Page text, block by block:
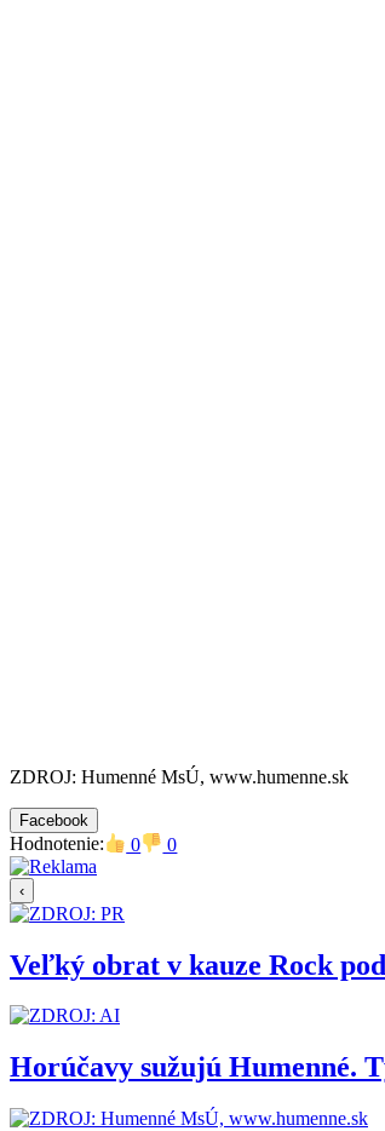
ZDROJ: Humenné MsÚ, www.humenne.sk
Facebook
Hodnotenie: 0 0
‹
Veľký obrat v kauze Rock
Horúčavy sužujú Humenné.